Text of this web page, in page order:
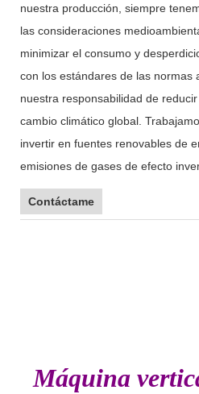
nuestra producción, siempre
las consideraciones
minimizar el consumo y
con los estándares de las normas
nuestra responsabilidad de
cambio climático global.
invertir en fuentes renovables de
emisiones de gases de efecto
Contáctame
Máquina